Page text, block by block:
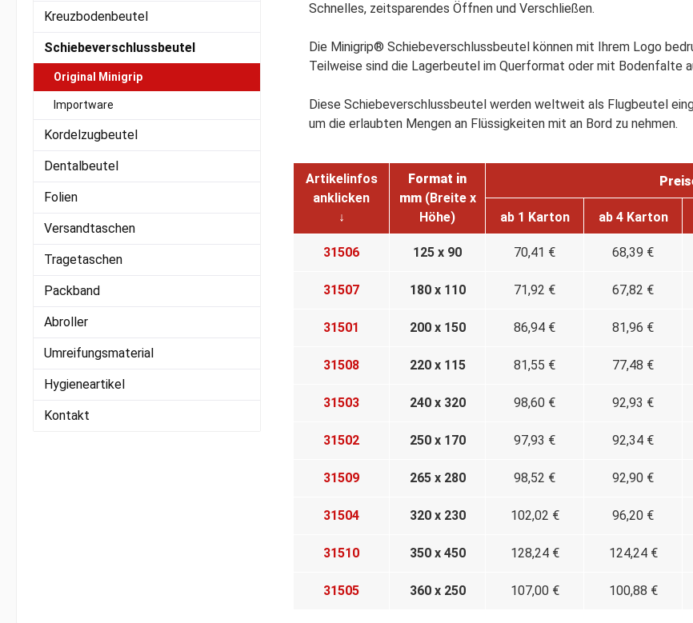
Kreuzbodenbeutel
Schiebeverschlussbeutel
Original Minigrip
Importware
Kordelzugbeutel
Dentalbeutel
Folien
Versandtaschen
Tragetaschen
Packband
Abroller
Umreifungsmaterial
Hygieneartikel
Kontakt
Schnelles, zeitsparendes Öffnen und Verschließen.
Die Minigrip® Schiebeverschlussbeutel können mit Ihrem Logo
Teilweise sind die Lagerbeutel im Querformat oder mit Bodenfalte
Diese Schiebeverschlussbeutel werden weltweit als Flugbeutel
um die erlaubten Mengen an Flüssigkeiten mit an Bord zu nehmen.
Artikelinfos
anklicken
↓
Format in
mm (Breite x
Höhe)
ab 1 Karton
ab 4 Karton
31506 125 x 90 70,41 € 68,39 €
31507 180 x 110 71,92 € 67,82 €
31501 200 x 150 86,94 € 81,96 €
31508 220 x 115 81,55 € 77,48 €
31503 240 x 320 98,60 € 92,93 €
31502 250 x 170 97,93 € 92,34 €
31509 265 x 280 98,52 € 92,90 €
31504 320 x 230 102,02 € 96,20 €
31510 350 x 450 128,24 € 124,24 €
31505 360 x 250 107,00 € 100,88 €